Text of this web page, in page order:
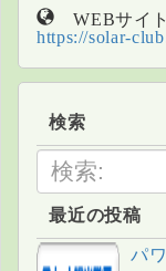
WEBサイト
https://solar-
検索
最近の投稿
パ